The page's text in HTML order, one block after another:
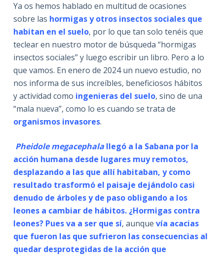
Ya os hemos hablado en multitud de ocasiones
sobre las hormigas y otros insectos sociales que
habitan en el suelo, por lo que tan solo tenéis que
teclear en nuestro motor de búsqueda “hormigas
insectos sociales” y luego escribir un libro. Pero a lo
que vamos. En enero de 2024 un nuevo estudio, no
nos informa de sus increíbles, beneficiosos hábitos
y actividad como ingenieras del suelo, sino de una
“mala nueva”, como lo es cuando se trata de
organismos invasores.
Pheidole megacephalallegó a la Sabana por la
acción humana desde lugares muy remotos,
desplazando a las que allí habitaban, y como
resultado trasformó el paisaje dejándolo casi
denudo de árboles y de paso obligando a los
leones a cambiar de hábitos. ¿Hormigas contra
leones? Pues va a ser que sí, aunque vía acacias
que fueron las que sufrieron las consecuencias al
quedar desprotegidas de la acción que